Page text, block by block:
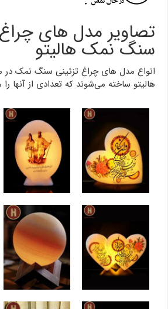
تصاویر مدل های
سنگ نمک هالیتو
انواع مدل های چراغ تزئینی سنگ نمک
هالیتو ساخته می‌شوند که تعدادی از آنها